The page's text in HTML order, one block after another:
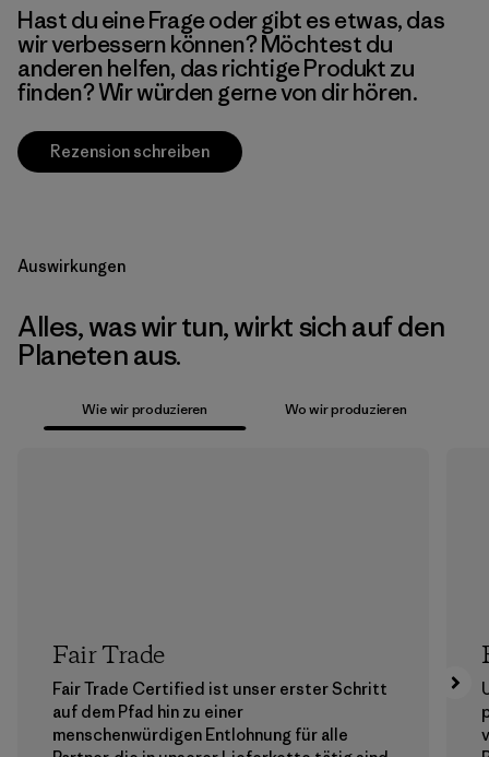
Hast du eine Frage oder gibt es etwas, das
wir verbessern können? Möchtest du
anderen helfen, das richtige Produkt zu
finden? Wir würden gerne von dir hören.
Rezension schreiben
Auswirkungen
Alles, was wir tun, wirkt sich auf den
Planeten aus.
Wie wir produzieren Wo wir produzieren
Fair Trade
Fair Trade Certified ist unser erster Schritt
auf dem Pfad hin zu einer
menschenwürdigen Entlohnung für alle